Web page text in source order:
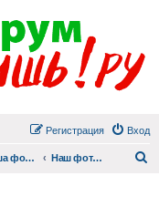
Вход
Регистрация
Наша фотогалерея Наш фотовзгляд